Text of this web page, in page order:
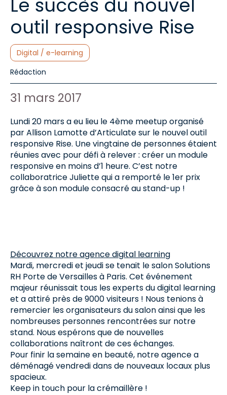
Le succès du nouvel
outil responsive Rise
Catégories :
Digital / e-learning
Auteur de l'article :
Rédaction
Date de publication :
31 mars 2017
Lundi 20 mars a eu lieu le 4ème meetup organisé
par Allison Lamotte d’Articulate sur le nouvel outil
responsive Rise. Une vingtaine de personnes étaient
réunies avec pour défi à relever : créer un module
responsive en moins d’1 heure. C’est notre
collaboratrice Juliette qui a remporté le 1er prix
grâce à son module consacré au stand-up !
Découvrez notre agence digital learning
Mardi, mercredi et jeudi se tenait le salon Solutions
RH Porte de Versailles à Paris. Cet événement
majeur réunissait tous les experts du digital learning
et a attiré près de 9000 visiteurs ! Nous tenions à
remercier les organisateurs du salon ainsi que les
nombreuses personnes rencontrées sur notre
stand. Nous espérons que de nouvelles
collaborations naîtront de ces échanges.
Pour finir la semaine en beauté, notre agence a
déménagé vendredi dans de nouveaux locaux plus
spacieux.
Keep in touch pour la crémaillère !